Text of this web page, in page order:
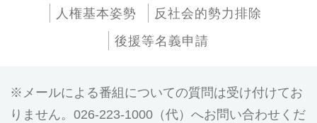
人権基本姿勢
反社会的勢力排除
後援等名義申請
メールによる番組についての質問は受け付けてお
りません。026-223-1000（代）へお問い合わせくだ